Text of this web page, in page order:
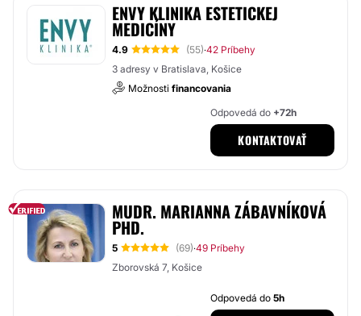
ENVY KLINIKA ESTETICKEJ
MEDICÍNY
4.9 (55)·42 Príbehy
3 adresy v Bratislava, Košice
Možnosti financovania
Odpovedá do +72h
KONTAKTOVAŤ
MUDR. MARIANNA ZÁBAVNÍKOVÁ
PHD.
5 (69)·49 Príbehy
Zborovská 7, Košice
Odpovedá do5h